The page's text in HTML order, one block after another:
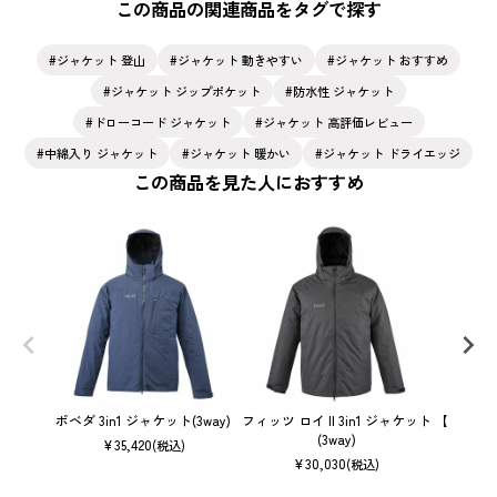
この商品の関連商品をタグで探す
ジャケット 登山 ジャケット 動きやすい
ジャケット おすすめ
ジャケット ジップポケット
防水性 ジャケット
ドローコード ジャケット
ジャケット 高評価レビュー
中綿入り ジャケット
ジャケット 暖かい ジャケット ドライエッジ
この商品を見た人におすすめ
ポベダ 3in1 ジャケット(3way)
¥35,420(税込)
フィッツ ロイ II 3in1 ジャケット
(3way)
¥30,030(税込)
【ウィ